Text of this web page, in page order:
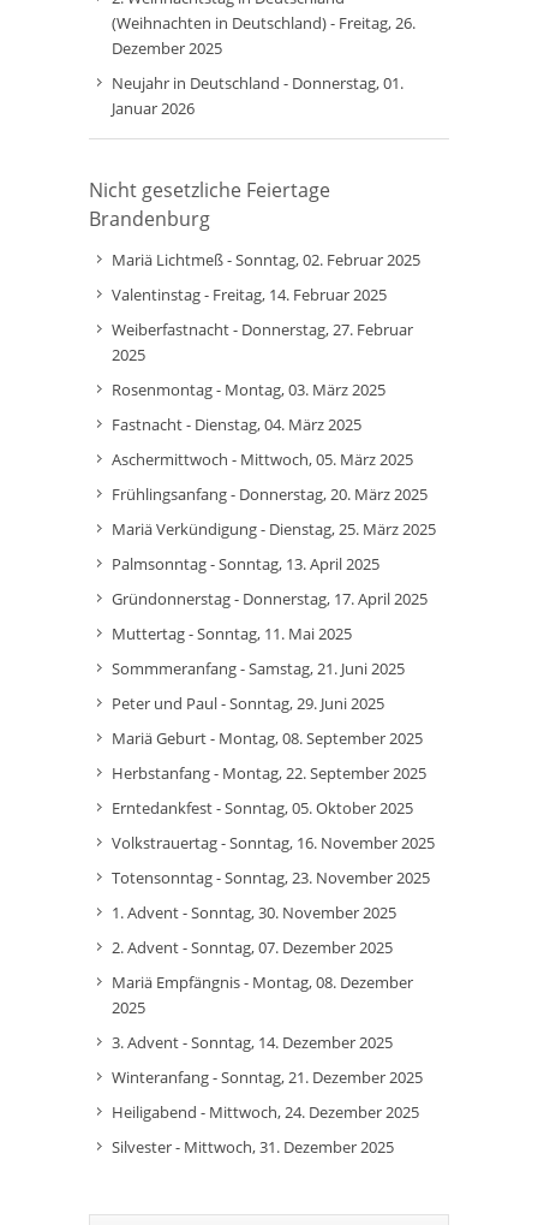
(Weihnachten in Deutschland) - Freitag, 26.
Dezember 2025
Neujahr in Deutschland - Donnerstag, 01.
Januar 2026
Nicht gesetzliche Feiertage
Brandenburg
Mariä Lichtmeß - Sonntag, 02. Februar 2025
Valentinstag - Freitag, 14. Februar 2025
Weiberfastnacht - Donnerstag, 27. Februar
2025
Rosenmontag - Montag, 03. März 2025
Fastnacht - Dienstag, 04. März 2025
Aschermittwoch - Mittwoch, 05. März 2025
Frühlingsanfang - Donnerstag, 20. März 2025
Mariä Verkündigung - Dienstag, 25. März 2025
Palmsonntag - Sonntag, 13. April 2025
Gründonnerstag - Donnerstag, 17. April 2025
Muttertag - Sonntag, 11. Mai 2025
Sommmeranfang - Samstag, 21. Juni 2025
Peter und Paul - Sonntag, 29. Juni 2025
Mariä Geburt - Montag, 08. September 2025
Herbstanfang - Montag, 22. September 2025
Erntedankfest - Sonntag, 05. Oktober 2025
Volkstrauertag - Sonntag, 16. November 2025
Totensonntag - Sonntag, 23. November 2025
1. Advent - Sonntag, 30. November 2025
2. Advent - Sonntag, 07. Dezember 2025
Mariä Empfängnis - Montag, 08. Dezember
2025
3. Advent - Sonntag, 14. Dezember 2025
Winteranfang - Sonntag, 21. Dezember 2025
Heiligabend - Mittwoch, 24. Dezember 2025
Silvester - Mittwoch, 31. Dezember 2025